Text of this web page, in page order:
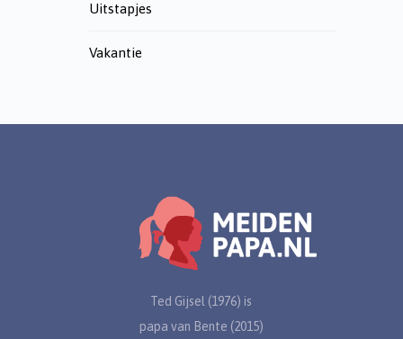
Uitstapjes
Vakantie
Ted Gijsel (1976) is
papa van Bente (2015)